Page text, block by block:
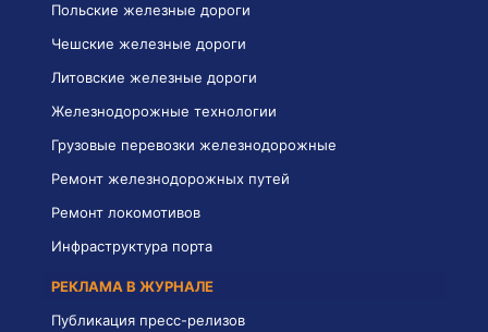
Польские железные дороги
Чешские железные дороги
Литовские железные дороги
Железнодорожные технологии
Грузовые перевозки железнодорожные
Ремонт железнодорожных путей
Ремонт локомотивов
Инфраструктура порта
РЕКЛАМА В ЖУРНАЛЕ
Публикация пресс-релизов